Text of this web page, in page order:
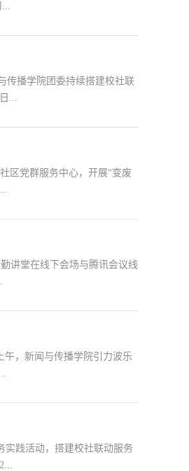
...
传播学院团委持续搭建校社联
...
区党群服务中心，开展“变废
讲堂在线下会场与腾讯会议线
午，新闻与传播学院引力波乐
实践活动，搭建校社联动服务